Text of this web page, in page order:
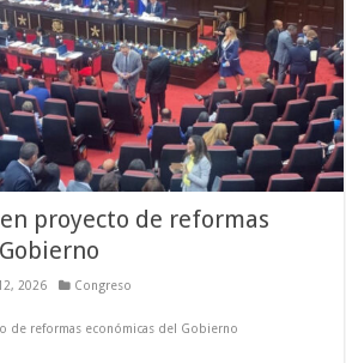
proyecto de reformas
2026
Congreso
de reformas económicas del Gobierno